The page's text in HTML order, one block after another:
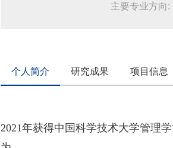
主要专业方向:
个人简介 研究成果 项目信息
2021年获得中国科学技术大学管理学